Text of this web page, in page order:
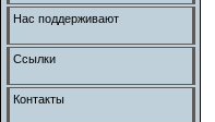
Нас поддерживают
Ссылки
Контакты